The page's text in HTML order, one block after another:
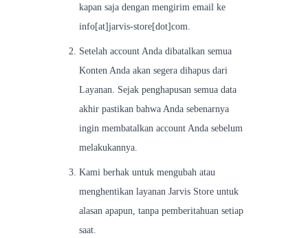
kapan saja dengan mengirim email ke
info[at]jarvis-store[dot]com.
Setelah account Anda dibatalkan semua
Konten Anda akan segera dihapus dari
Layanan. Sejak penghapusan semua data
akhir pastikan bahwa Anda sebenarnya
ingin membatalkan account Anda sebelum
melakukannya.
Kami berhak untuk mengubah atau
menghentikan layanan Jarvis Store untuk
alasan apapun, tanpa pemberitahuan setiap
saat.